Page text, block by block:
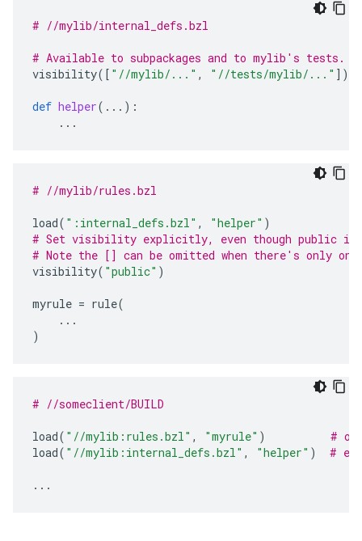
# //mylib/internal_defs.bzl
# Available to subpackages and to mylib's tests.
visibility([ "//mylib/..." , "//tests/mylib/..." ])
def helper( ... ):
...
# //mylib/rules.bzl
load( ":internal_defs.bzl" , "helper" )
# Set visibility explicitly, even though public is
# Note the [] can be omitted when there's only
visibility( "public" )
myrule = rule(
...
)
# //someclient/BUILD
load( "//mylib:rules.bzl" , "myrule" )
# ok
load( "//mylib:internal_defs.bzl" , "helper" ) #
...